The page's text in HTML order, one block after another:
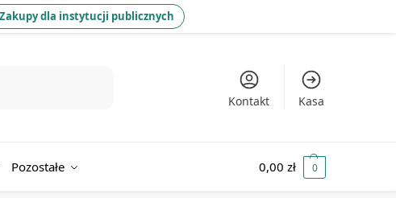
Zakupy dla instytucji publicznych
Kontakt Kasa
Pozostałe 0,00 zł 0